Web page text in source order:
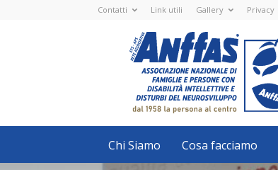
Contatti Link utili Gallery Privacy
Nazionale
ETS
-
APS
Associazione
Nazionale
di
Famiglie
e
con
disabilità
intellettive
Chi Siamo Cosa facciamo